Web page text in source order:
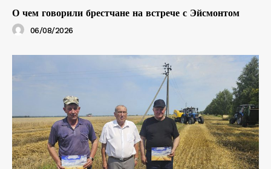
О чем говорили брестчане на встрече с Эйсмонтом
06/08/2026